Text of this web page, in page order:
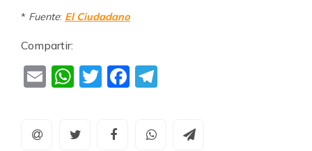
* Fuente: El Ciudadano
Compartir:
EmailWhatsApp
TwitterFacebook